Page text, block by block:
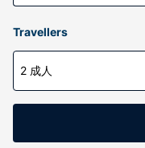
Travellers
2 成人